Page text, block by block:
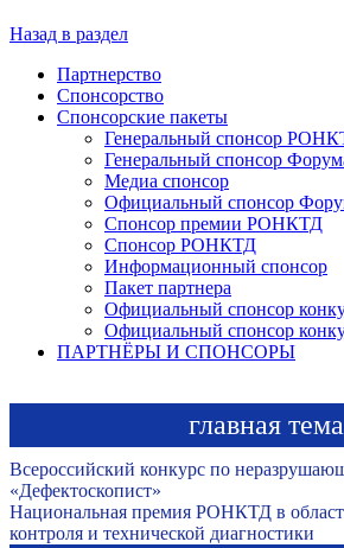
Назад в раздел
Партнерство
Спонсорство
Спонсорские пакеты
Генеральный спонсор
Генеральный спонсор
Медиа спонсор
Официальный спонсор
Спонсор премии РОНКТД
Спонсор РОНКТД
Информационный спонсор
Пакет партнера
Официальный спонсор
Официальный спонсор
ПАРТНЁРЫ И СПОНСОРЫ
главная тема
Всероссийский конкурс по
«Дефектоскопист»
Национальная премия РОНКТД в
контроля и технической диагностики